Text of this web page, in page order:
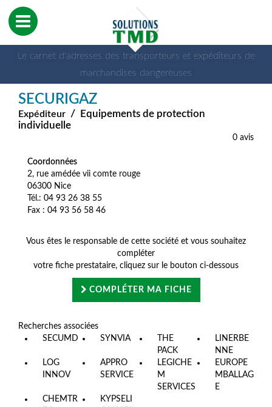
Le carnet d'adresses des transporteurs et expéditeurs de
marchandises dangereuses
SECURIGAZ
Expéditeur /
Equipements de protection
individuelle
0 avis
Coordonnées
2, rue amédée vii comte rouge
06300 Nice
Tél.: 04 93 26 38 55
Fax : 04 93 56 58 46
Vous êtes le responsable de cette société et vous souhaitez
compléter
votre fiche prestataire, cliquez sur le bouton ci-dessous
COMPLÉTER MA FICHE
Recherches associées
SECUMD
SYNVIA
THE
PACK
LINERBE
NNE
LOG
INNOV
APPRO
SERVICE
LEGICHE
M
SERVICES
EUROPE
MBALLAG
E
CHEMTR
KYPSELI